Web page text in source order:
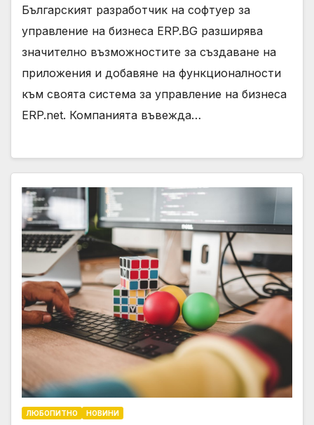
Българският разработчик на софтуер за
управление на бизнеса ERP.BG разширява
значително възможностите за създаване на
приложения и добавяне на функционалности
към своята система за управление на бизнеса
ERP.net. Компанията въвежда…
ЛЮБОПИТНО НОВИНИ